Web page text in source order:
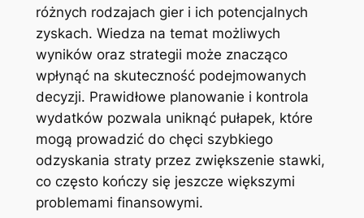
różnych rodzajach gier i ich potencjalnych
zyskach. Wiedza na temat możliwych
wyników oraz strategii może znacząco
wpłynąć na skuteczność podejmowanych
decyzji. Prawidłowe planowanie i kontrola
wydatków pozwala uniknąć pułapek, które
mogą prowadzić do chęci szybkiego
odzyskania straty przez zwiększenie stawki,
co często kończy się jeszcze większymi
problemami finansowymi.